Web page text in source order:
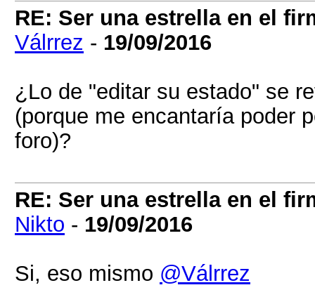
RE: Ser una estrella en el
Válrrez - 19/09/2016
¿Lo de "editar su estado" se
(porque me encantaría poder
foro)?
RE: Ser una estrella en el
Nikto - 19/09/2016
Si, eso mismo @Válrrez